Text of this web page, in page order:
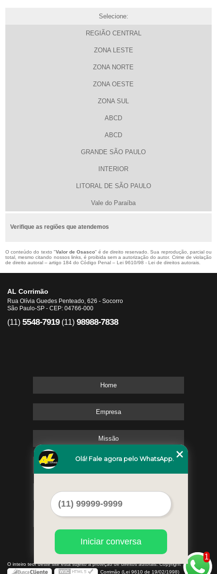
Selecione:
REGIÃO CENTRAL
ZONA LESTE
ZONA NORTE
ZONA OESTE
ZONA SUL
ABCD
ABCD
GRANDE SÃO PAULO
INTERIOR
LITORAL DE SÃO PAULO
Vale do Paraíba
Verifique as regiões que atendemos
O conteúdo do texto "Valor de Osasco" é de direito reservado. Sua reprodução, parcial ou
total, mesmo citando nossos links, é proibida sem a autorização do autor. Crime de violação
de direito autoral – artigo 184 do Código Penal –Lei 9610/98 - Lei de direitos autorais
AL Corrimão
Rua Olívia Guedes Penteado, 626 - Socorro
São Paulo-SP - CEP: 04766-000
(11) 5548-7919 (11) 98988-7838
Home
Empresa
Missão
Contato
Mapa do site
O inteiro teor deste site está sujeito à proteção de direitos autorais. Copyright
AL
Corrimão (Lei 9610 de 19/02/1998)
1
Olá! Fale agora pelo WhatsApp.
Iniciar conversa